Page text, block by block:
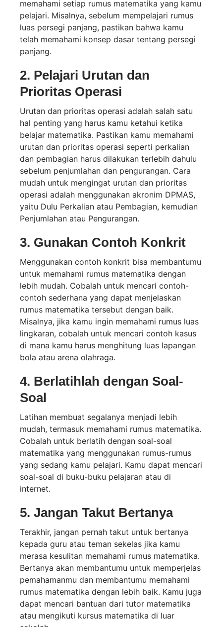
memahami setiap rumus matematika yang kamu
pelajari. Misalnya, sebelum mempelajari rumus
luas persegi panjang, pastikan bahwa kamu
telah memahami konsep dasar tentang persegi
panjang.
2. Pelajari Urutan dan
Prioritas Operasi
Urutan dan prioritas operasi adalah salah satu
hal penting yang harus kamu ketahui ketika
belajar matematika. Pastikan kamu memahami
urutan dan prioritas operasi seperti perkalian
dan pembagian harus dilakukan terlebih dahulu
sebelum penjumlahan dan pengurangan. Cara
mudah untuk mengingat urutan dan prioritas
operasi adalah menggunakan akronim DPMAS,
yaitu Dulu Perkalian atau Pembagian, kemudian
Penjumlahan atau Pengurangan.
3. Gunakan Contoh Konkrit
Menggunakan contoh konkrit bisa membantumu
untuk memahami rumus matematika dengan
lebih mudah. Cobalah untuk mencari contoh-
contoh sederhana yang dapat menjelaskan
rumus matematika tersebut dengan baik.
Misalnya, jika kamu ingin memahami rumus luas
lingkaran, cobalah untuk mencari contoh kasus
di mana kamu harus menghitung luas lapangan
bola atau arena olahraga.
4. Berlatihlah dengan Soal-
Soal
Latihan membuat segalanya menjadi lebih
mudah, termasuk memahami rumus matematika.
Cobalah untuk berlatih dengan soal-soal
matematika yang menggunakan rumus-rumus
yang sedang kamu pelajari. Kamu dapat mencari
soal-soal di buku-buku pelajaran atau di
internet.
5. Jangan Takut Bertanya
Terakhir, jangan pernah takut untuk bertanya
kepada guru atau teman sekelas jika kamu
merasa kesulitan memahami rumus matematika.
Bertanya akan membantumu untuk memperjelas
pemahamanmu dan membantumu memahami
rumus matematika dengan lebih baik. Kamu juga
dapat mencari bantuan dari tutor matematika
atau mengikuti kursus matematika di luar